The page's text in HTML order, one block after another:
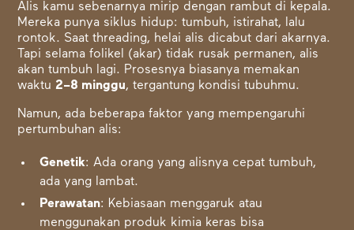
Alis kamu sebenarnya mirip dengan rambut di kepala.
Mereka punya siklus hidup: tumbuh, istirahat, lalu
rontok. Saat threading, helai alis dicabut dari akarnya.
Tapi selama folikel (akar) tidak rusak permanen, alis
akan tumbuh lagi. Prosesnya biasanya memakan
waktu2–8 minggu, tergantung kondisi tubuhmu.
Namun, ada beberapa faktor yang mempengaruhi
pertumbuhan alis:
Genetik: Ada orang yang alisnya cepat tumbuh,
ada yang lambat.
Perawatan: Kebiasaan menggaruk atau
menggunakan produk kimia keras bisa